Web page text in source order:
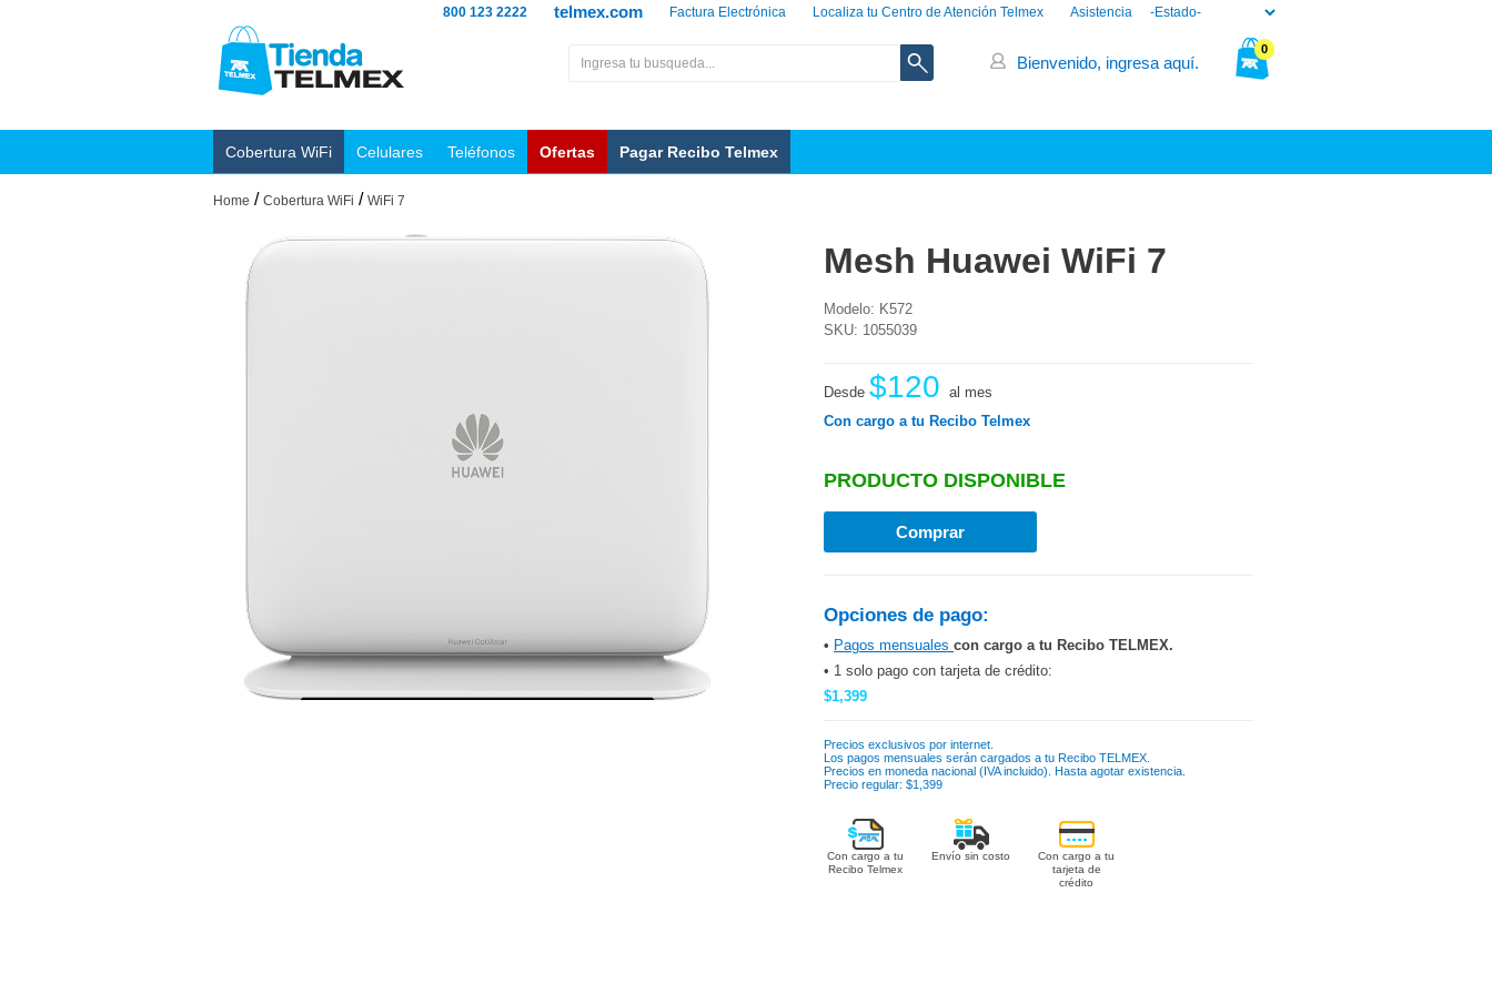
Asistencia
Localiza tu Centro de Atención Telmex
Factura Electrónica
telmex.com
800 123 2222
0
Bienvenido, ingresa aquí.
Cobertura WiFi Celulares Teléfonos Ofertas Pagar Recibo Telmex
Home / Cobertura WiFi / WiFi 7
Mesh Huawei WiFi 7
Modelo: K572
SKU: 1055039
Desde $120 al mes
Con cargo a tu Recibo Telmex
PRODUCTO DISPONIBLE
Opciones de pago:
• Pagos mensuales con cargo a tu Recibo TELMEX.
• 1 solo pago con tarjeta de crédito:
$1,399
Precios exclusivos por internet.
Los pagos mensuales serán cargados a tu Recibo TELMEX.
Precios en moneda nacional (IVA incluido). Hasta agotar existencia.
Precio regular: $1,399
Con cargo a tu
Recibo Telmex
Envío sin costo
Con cargo a tu
tarjeta de
crédito